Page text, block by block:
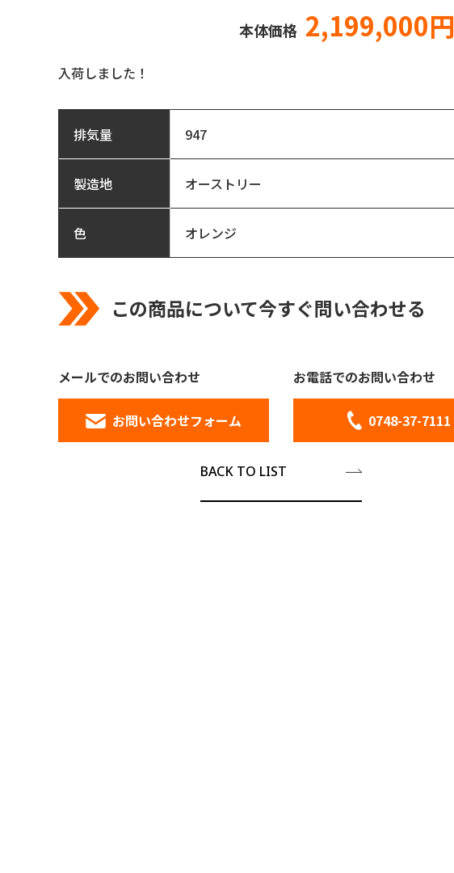
本体価格 2,199,000円
入荷しました！
排気量 947
製造地 オーストリー
色 オレンジ
この商品について今すぐ問い合わせる
メールでのお問い合わせ
お問い合わせフォーム
お電話でのお問い合わせ
0748-37-7111
BACK TO LIST